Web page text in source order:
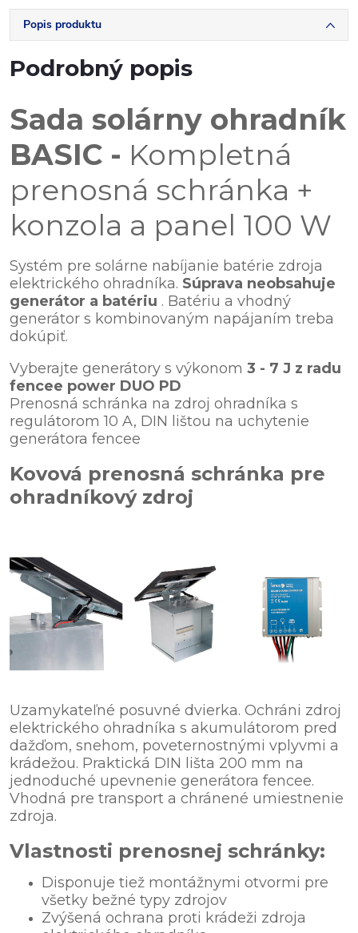
Popis produktu
Podrobný popis
Sada solárny ohradník
BASIC - Kompletná
prenosná schránka +
konzola a panel 100 W
Systém pre solárne nabíjanie batérie zdroja
elektrického ohradníka. Súprava neobsahuje
generátor a batériu . Batériu a vhodný
generátor s kombinovaným napájaním treba
dokúpiť.
Vyberajte generátory s výkonom 3 - 7 J z radu
fencee power DUO PD
Prenosná schránka na zdroj ohradníka s
regulátorom 10 A, DIN lištou na uchytenie
generátora fencee
Kovová prenosná schránka pre
ohradníkový zdroj
Uzamykateľné posuvné dvierka. Ochráni zdroj
elektrického ohradníka s akumulátorom pred
dažďom, snehom, poveternostnými vplyvmi a
krádežou. Praktická DIN lišta 200 mm na
jednoduché upevnenie generátora fencee.
Vhodná pre transport a chránené umiestnenie
zdroja.
Vlastnosti prenosnej schránky:
Disponuje tiež montážnymi otvormi pre
všetky bežné typy zdrojov
Zvýšená ochrana proti krádeži zdroja